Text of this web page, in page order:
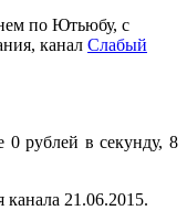
по Ютьюбу, с
канал Слабый
0 рублей в секунду, 8
канала 21.06.2015.